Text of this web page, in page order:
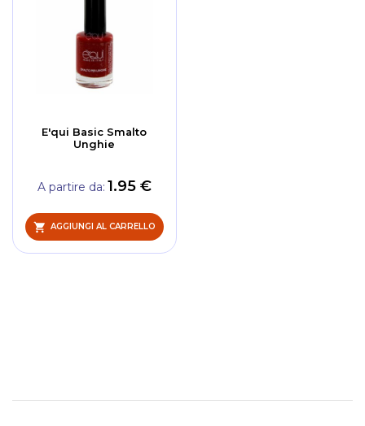
E'qui Basic Smalto
Unghie
A partire da 1.95 €
AGGIUNGI AL CARRELLO